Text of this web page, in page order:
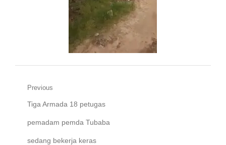
Navigasi
pos
Previous
Previous
post:
Tiga Armada 18 petugas
pemadam pemda Tubaba
sedang bekerja keras